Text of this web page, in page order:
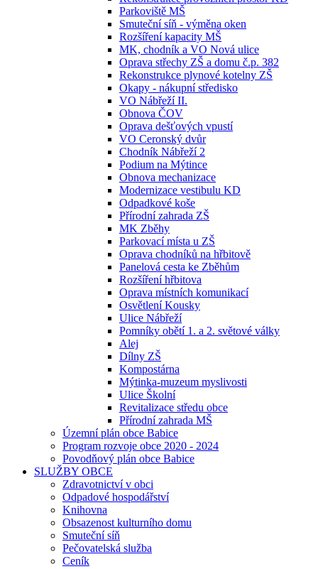
Parkoviště MŠ
Smuteční síň - výměna oken
Rozšíření kapacity MŠ
MK, chodník a VO Nová ulice
Oprava střechy ZŠ a domu č.p. 382
Rekonstrukce plynové kotelny ZŠ
Okapy - nákupní středisko
VO Nábřeží II.
Obnova ČOV
Oprava dešťových vpustí
VO Ceronský dvůr
Chodník Nábřeží 2
Podium na Mýtince
Obnova mechanizace
Modernizace vestibulu KD
Odpadkové koše
Přírodní zahrada ZŠ
MK Zběhy
Parkovací místa u ZŠ
Oprava chodníků na hřbitově
Panelová cesta ke Zběhům
Rozšíření hřbitova
Oprava místních komunikací
Osvětlení Kousky
Ulice Nábřeží
Pomníky obětí 1. a 2. světové války
Alej
Dílny ZŠ
Kompostárna
Mýtinka-muzeum myslivosti
Ulice Školní
Revitalizace středu obce
Přírodní zahrada MŠ
Územní plán obce Babice
Program rozvoje obce 2020 - 2024
Povodňový plán obce Babice
SLUŽBY OBCE
Zdravotnictví v obci
Odpadové hospodářství
Knihovna
Obsazenost kulturního domu
Smuteční síň
Pečovatelská služba
Ceník